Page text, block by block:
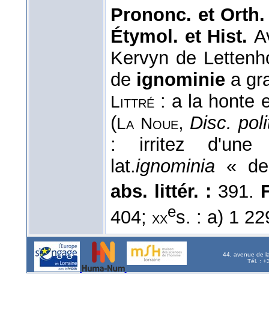
Prononc. et
Étymol. et Hist.
Kervyn de
de ignominie a
Littré : a la honte
(La Noue, Disc.
: irritez
lat.ignominia «
abs. littér. : 391.
404; xxes. : a) 1
44, avenue de
Tél. :